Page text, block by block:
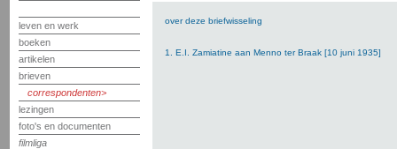
leven en werk
boeken
artikelen
brieven
correspondenten
lezingen
foto's en documenten
filmliga
over deze briefwisseling
1. E.I. Zamiatine aan Menno ter Braak [10 juni 1935]